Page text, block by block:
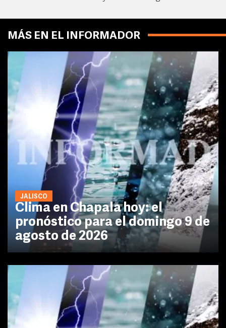
MÁS EN EL INFORMADOR
JALISCO
Clima en Chapala hoy: el
pronóstico para el domingo 9 de
agosto de 2026